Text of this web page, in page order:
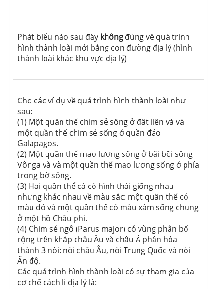
Phát biểu nào sau đây không đúng về quá trình
hình thành loài mới bằng con đường địa lý (hình
thành loài khác khu vực địa lý)
Cho các ví dụ về quá trình hình thành loài như
sau:
(1) Một quần thể chim sẻ sống ở đất liền và và
một quần thể chim sẻ sống ở quần đảo
Galapagos.
(2) Một quần thể mao lương sống ở bãi bồi sông
Vônga và và một quần thể mao lương sống ở phía
trong bờ sông.
(3) Hai quần thể cá có hình thái giống nhau
nhưng khác nhau về màu sắc: một quần thể có
màu đỏ và một quần thể có màu xám sống chung
ở một hồ Châu phi.
(4) Chim sẻ ngô (Parus major) có vùng phân bố
rộng trên khắp châu Âu và châu Á phân hóa
thành 3 nòi: nòi châu Âu, nòi Trung Quốc và nòi
Ấn độ.
Các quá trình hình thành loài có sự tham gia của
cơ chế cách li địa lý là: